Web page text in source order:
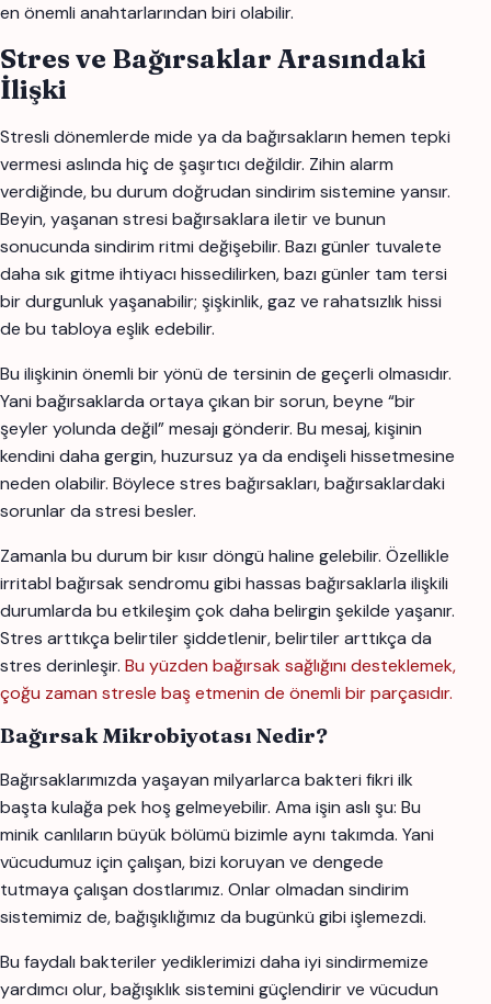
en önemli anahtarlarından biri olabilir.
Stres ve Bağırsaklar Arasındaki
İlişki
Stresli dönemlerde mide ya da bağırsakların hemen tepki
vermesi aslında hiç de şaşırtıcı değildir. Zihin alarm
verdiğinde, bu durum doğrudan sindirim sistemine yansır.
Beyin, yaşanan stresi bağırsaklara iletir ve bunun
sonucunda sindirim ritmi değişebilir. Bazı günler tuvalete
daha sık gitme ihtiyacı hissedilirken, bazı günler tam tersi
bir durgunluk yaşanabilir; şişkinlik, gaz ve rahatsızlık hissi
de bu tabloya eşlik edebilir.
Bu ilişkinin önemli bir yönü de tersinin de geçerli olmasıdır.
Yani bağırsaklarda ortaya çıkan bir sorun, beyne “bir
şeyler yolunda değil” mesajı gönderir. Bu mesaj, kişinin
kendini daha gergin, huzursuz ya da endişeli hissetmesine
neden olabilir. Böylece stres bağırsakları, bağırsaklardaki
sorunlar da stresi besler.
Zamanla bu durum bir kısır döngü haline gelebilir. Özellikle
irritabl bağırsak sendromu gibi hassas bağırsaklarla ilişkili
durumlarda bu etkileşim çok daha belirgin şekilde yaşanır.
Stres arttıkça belirtiler şiddetlenir, belirtiler arttıkça da
stres derinleşir. Bu yüzden bağırsak sağlığını desteklemek,
çoğu zaman stresle baş etmenin de önemli bir parçasıdır.
Bağırsak Mikrobiyotası Nedir?
Bağırsaklarımızda yaşayan milyarlarca bakteri fikri ilk
başta kulağa pek hoş gelmeyebilir. Ama işin aslı şu: Bu
minik canlıların büyük bölümü bizimle aynı takımda. Yani
vücudumuz için çalışan, bizi koruyan ve dengede
tutmaya çalışan dostlarımız. Onlar olmadan sindirim
sistemimiz de, bağışıklığımız da bugünkü gibi işlemezdi.
Bu faydalı bakteriler yediklerimizi daha iyi sindirmemize
yardımcı olur, bağışıklık sistemini güçlendirir ve vücudun